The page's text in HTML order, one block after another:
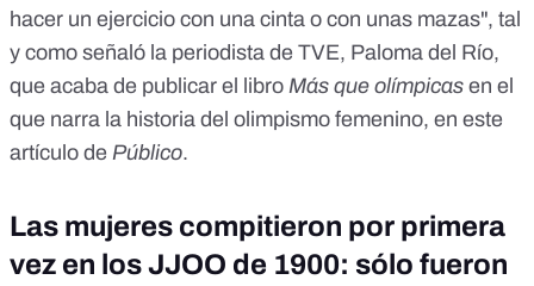
hacer un ejercicio con una cinta o con unas mazas", tal
y como señaló la periodista de TVE, Paloma del Río,
que acaba de publicar el libro Más que olímpicas en el
que narra la historia del olimpismo femenino, en este
artículo de Público.
Las mujeres compitieron por primera
vez en los JJOO de 1900: sólo fueron